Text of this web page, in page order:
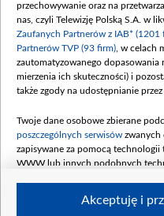
Dofinansowanie 48
Data podpisania
(wpłata grudzień
Dofinansowanie
Data podpisania
kwiecień 180 mln,
czerwca 90 mln)
Dofinansowanie
4 sierpnia 250 mln
przechowywanie oraz na
nas, czyli Telewizję Polską S.A. w
Zaufanych Partnerów z IAB* (1201
Partnerów TVP (93 firm) , w celach
zautomatyzowanego dopasowania
mierzenia ich skuteczności) i
także zgody na udostępnianie
Twoje dane osobowe zbierane
poszczególnych serwisów zwanych
zapisywane za pomocą
WWW lub innych podobnych
Akceptuję i